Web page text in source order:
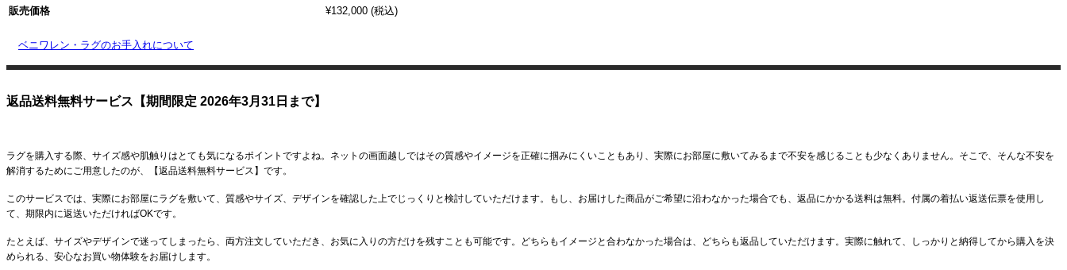
販売価格
¥132,000 (税込)
ベニワレン・ラグのお手入れについて
返品送料無料サービス【期間限定 2026年3月31日まで】
ラグを購入する際、サイズ感や肌触りはとても気になるポイントですよね。 ネットの画面越しではその質感やイメージを正確に掴みにくいこともあり、実際にお部屋に敷いてみるまで不安を感じることも少なくありません。そこで、そんな不安を
解消するためにご用意したのが、【返品送料無料サービス】です。
このサービスでは、実際にお部屋にラグを敷いて、質感やサイズ、デザインを確認した上でじっくりと検討していただけます。もし、お届けした商品がご希望に沿わなかった場合でも、返品にかかる送料は無料。付属の着払い返送伝票を使用し
て、期限内に返送いただければOKです。
たとえば、サイズやデザインで迷ってしまったら、両方注文していただき、お気に入りの方だけを残すことも可能です。どちらもイメージと合わなかった場合は、どちらも返品していただけます。実際に触れて、しっかりと納得してから購入を決
められる、安心なお買い物体験をお届けします。